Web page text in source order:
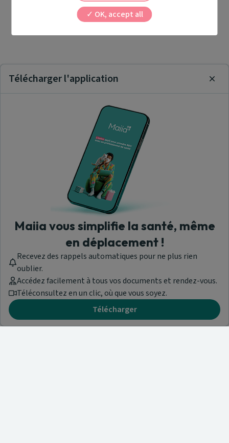
Télécharger l'application
Maiia vous simplifie la santé, même
en déplacement !
Recevez des rappels automatiques pour ne plus rien
oublier.
Accédez facilement à tous vos documents et rendez-vous.
Téléconsultez en un clic, où que vous soyez.
Télécharger
OK, accept all